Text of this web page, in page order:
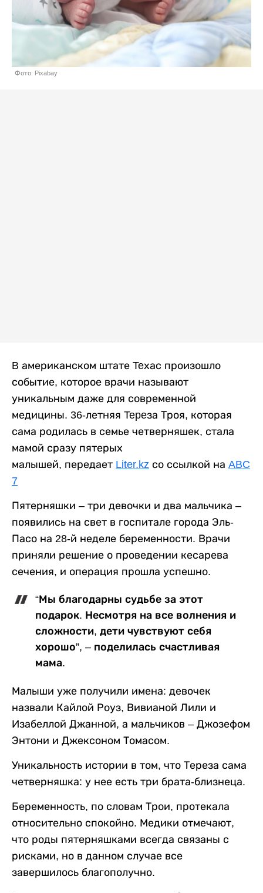
Фото: Pixabay
B американском штате Teхас произошло
событие, которое врачи называют
уникальным даже для современной
медицины. 36-летняя Tepeза Троя, которая
сама родилась в семье четверняшек, стала
мамой сразу пятерых
малышей, передает Liter.kz со ссылкой на ABC
7
Пятерняшки – три девочки и два мальчика –
появились на свет в госпитале города Эль-
Пасо на 28-й неделе беременности. Врачи
приняли решение о проведении кесарева
сечения, и операция прошла успешно.
“Мы благодарны судьбе за этот
подарок. Несмотря на все волнения и
сложности, дети чувствуют себя
хорошо”, – поделилась счастливая
мама.
Малыши уже получили имена: девочек
назвали Кайлой Роуз, Вивианой Лили и
Изабеллой Джанной, а мальчиков – Джозефом
Энтони и Джексоном Томасом.
Уникальность истории в том, что Тереза сама
четверняшка: у нее есть три брата-близнеца.
Беременность, по словам Трои, протекала
относительно спокойно. Медики отмечают,
что роды пятерняшками всегда связаны с
рисками, но в данном случае все
завершилось благополучно.